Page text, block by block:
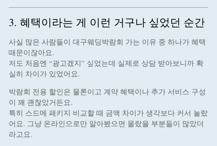
3. 혜택이라는 게 이런 거구나 싶었던 순간
사실 많은 사람들이 대구웨딩박람회 가는 이유 중 하나가 혜택
때문이잖아요.
저도 처음엔 “광고겠지” 싶었는데 실제로 상담 받아보니까 확
실히 차이가 있었어요.
박람회 전용 할인은 물론이고 계약 혜택이나 추가 서비스 구성
이 꽤 괜찮았거든요.
특히 스드메 패키지 비교할 때 금액 차이가 생각보다 커서 놀랐
어요. 그냥 온라인으로만 알아봤으면 몰랐을 부분들이 많았더
라고요.